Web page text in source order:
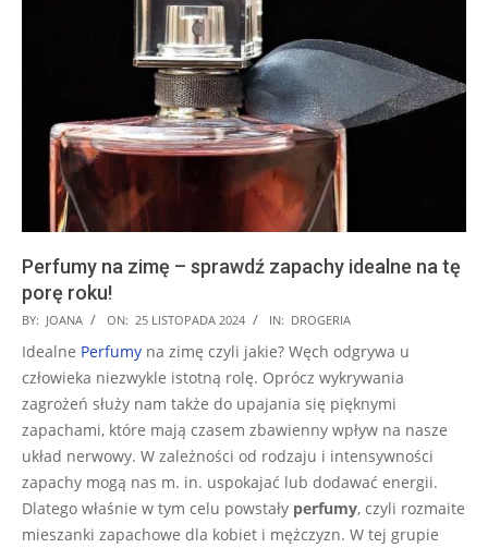
Perfumy na zimę – sprawdź zapachy idealne na tę
porę roku!
2024-
11-
BY: JOANA ON: 25 LISTOPADA 2024 IN: DROGERIA
Idealne Perfumy na zimę czyli jakie? Węch odgrywa u
człowieka niezwykle istotną rolę. Oprócz wykrywania
zagrożeń służy nam także do upajania się pięknymi
zapachami, które mają czasem zbawienny wpływ na nasze
układ nerwowy. W zależności od rodzaju i intensywności
zapachy mogą nas m. in. uspokajać lub dodawać energii.
Dlatego właśnie w tym celu powstały perfumy, czyli rozmaite
mieszanki zapachowe dla kobiet i mężczyzn. W tej grupie